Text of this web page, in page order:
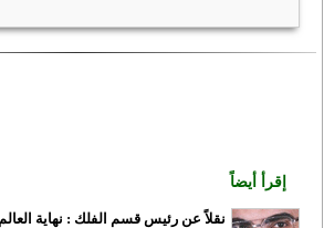
إقرأ أيضاً
نقلاً عن رئيس قسم الفلك : نهاية